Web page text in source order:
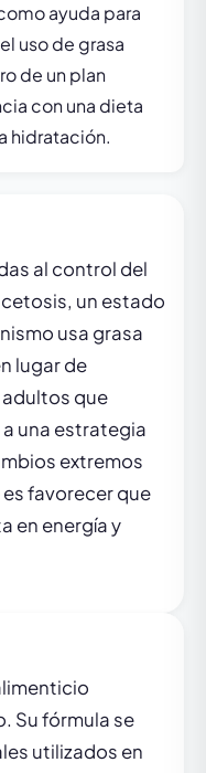
ayuda para
uso de grasa
de un plan
con una dieta
hidratación.
al control del
un estado
usa grasa
lugar de
que
una estrategia
extremos
es favorecer que
en energía y
Su fórmula se
utilizados en